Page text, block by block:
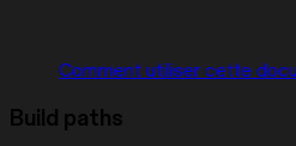
Comment utiliser cette
Build paths